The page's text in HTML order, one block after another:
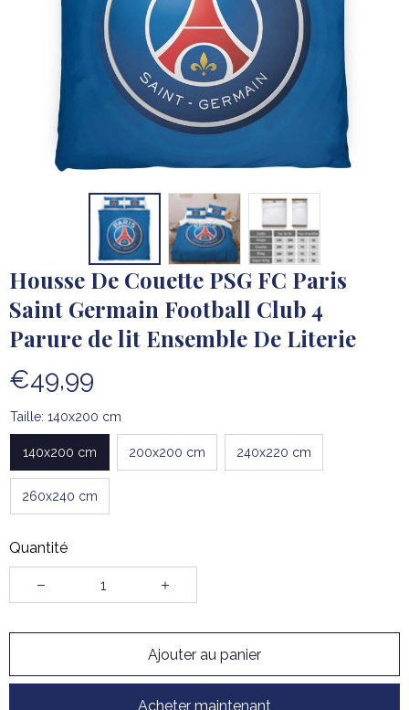
Housse De Couette PSG FC Paris
Saint Germain Football Club 4
Parure de lit Ensemble De Literie
€49,99
Taille: 140x200 cm
140x200 cm 200x200 cm 240x220 cm
260x240 cm
Quantité
Ajouter au panier
Acheter maintenant